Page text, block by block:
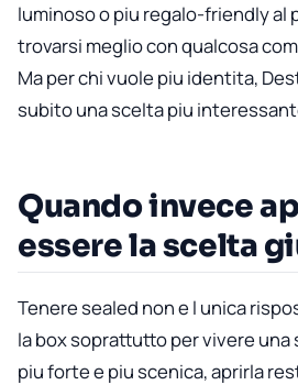
luminoso o piu regalo-friendly al
trovarsi meglio con qualcosa
Ma per chi vuole piu identita,
subito una scelta piu
Quando invece
essere la scelta
Tenere sealed non e l unica
la box soprattutto per vivere
piu forte e piu scenica, aprirla